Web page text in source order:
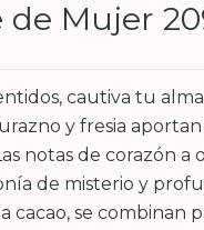
de Mujer
cautiva tu
y fresia aportan
notas de corazón a
de misterio y
cacao, se combinan